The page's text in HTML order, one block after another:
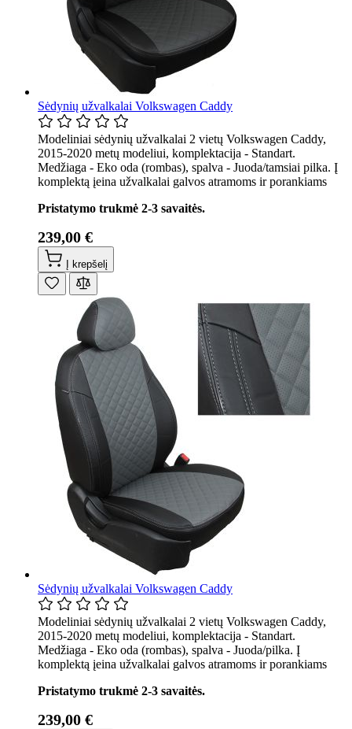
Sėdynių užvalkalai Volkswagen Caddy
Modeliniai sėdynių užvalkalai 2 vietų Volkswagen Caddy,
2015-2020 metų modeliui, komplektacija - Standart.
Medžiaga - Eko oda (rombas), spalva - Juoda/tamsiai pilka. Į
komplektą įeina užvalkalai galvos atramoms ir porankiams
Pristatymo trukmė 2-3 savaitės.
239,00 €
Į krepšelį
Sėdynių užvalkalai Volkswagen Caddy
Modeliniai sėdynių užvalkalai 2 vietų Volkswagen Caddy,
2015-2020 metų modeliui, komplektacija - Standart.
Medžiaga - Eko oda (rombas), spalva - Juoda/pilka. Į
komplektą įeina užvalkalai galvos atramoms ir porankiams
Pristatymo trukmė 2-3 savaitės.
239,00 €